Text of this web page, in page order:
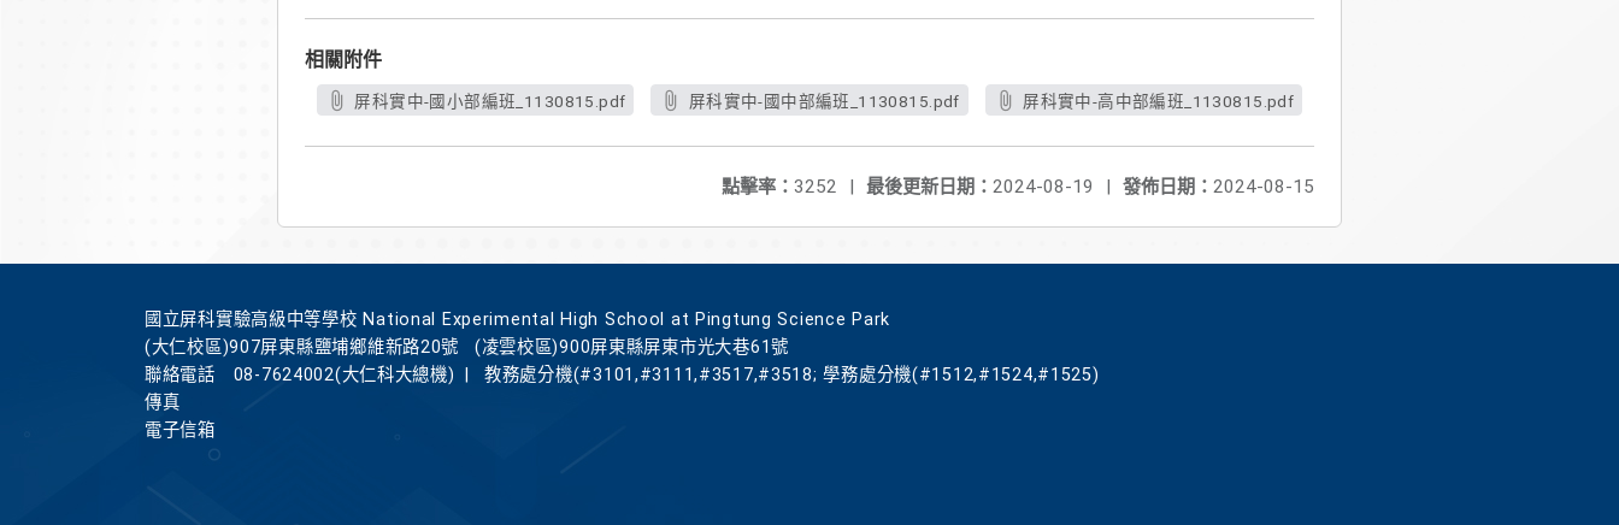
相關附件
屏科實中-國小部編班_1130815.pdf 屏科實中-國中部編班_1130815.pdf 屏科實中-高中部編班_1130815.pdf
發佈日期： 2024-08-15
最後更新日期： 2024-08-19 |
點擊率： 3252 |
國立屏科實驗高級中等學校 National Experimental High School at Pingtung Science Park
(大仁校區)907屏東縣鹽埔鄉維新路20號
(凌雲校區)900屏東縣屏東市光大巷61號
聯絡電話
08-7624002(大仁科大總機)
教務處分機(#3101,#3111,#3517,#3518; 學務處分機(#1512,#1524,#1525)
傳真
電子信箱